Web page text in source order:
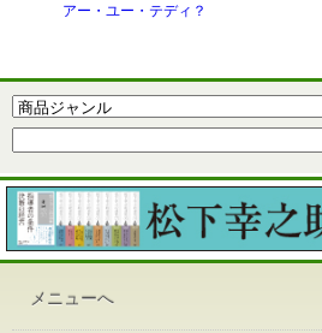
アー・ユー・テディ？
メニューへ